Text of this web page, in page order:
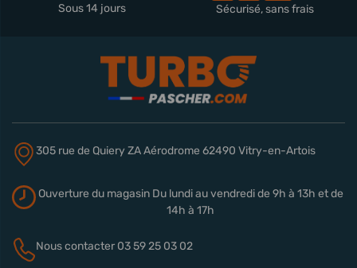
Sous 14 jours Sécurisé, sans frais
305 rue de QuieryZA Aérodrome 62490 Vitry-en-Artois
Ouverture du magasinDu lundi au vendredi de 9h à 13h et de
14h à 17h
Nous contacter 03 59 25 03 02